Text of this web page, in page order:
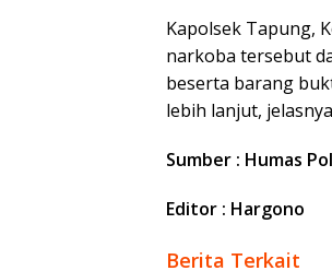
Kapolsek Tapung,
narkoba tersebut
beserta barang
lebih lanjut,
Sumber : Humas
Editor : Hargono
Berita Terkait